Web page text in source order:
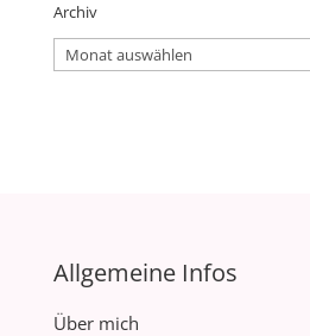
Archiv
Archiv
Allgemeine Infos
Über mich